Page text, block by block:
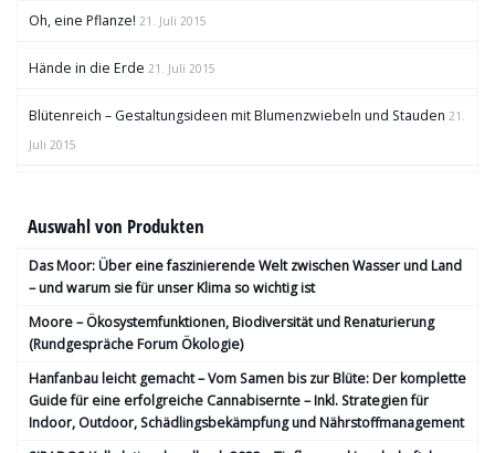
Oh, eine Pflanze! 21. Juli 2015
Hände in die Erde 21. Juli 2015
Blütenreich – Gestaltungsideen mit Blumenzwiebeln und Stauden 21.
Juli 2015
Auswahl von Produkten
Das Moor: Über eine faszinierende Welt zwischen Wasser und Land
– und warum sie für unser Klima so wichtig ist
Moore – Ökosystemfunktionen, Bio­diversität und Renaturierung
(Rundgespräche Forum Ökologie)
Hanfanbau leicht gemacht – Vom Samen bis zur Blüte: Der komplette
Guide für eine erfolgreiche Cannabisernte – Inkl. Strategien für
Indoor, Outdoor, Schädlingsbekämpfung und Nährstoffmanagement